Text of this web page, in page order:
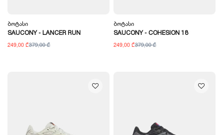
Ბოტასი
SAUCONY - LANCER RUN
249,00 ₾379,00 ₾
Ბოტასი
SAUCONY - COHESION 18
249,00 ₾379,00 ₾